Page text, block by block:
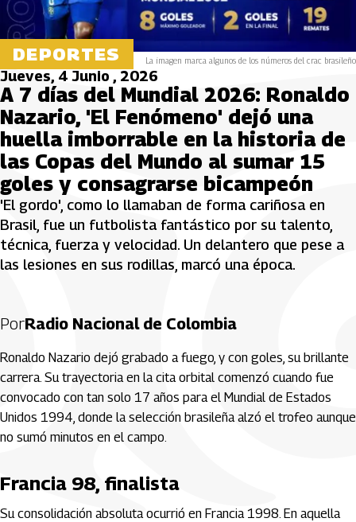
DEPORTES La imagen marca algunos de los números del crac brasileño
Jueves, 4 Junio , 2026
A 7 días del Mundial 2026: Ronaldo
Nazario, 'El Fenómeno' dejó una
huella imborrable en la historia de
las Copas del Mundo al sumar 15
goles y consagrarse bicampeón
'El gordo', como lo llamaban de forma cariñosa en
Brasil, fue un futbolista fantástico por su talento,
técnica, fuerza y velocidad. Un delantero que pese a
las lesiones en sus rodillas, marcó una época.
PorRadio Nacional de Colombia
Ronaldo Nazario dejó grabado a fuego, y con goles, su brillante
carrera. Su trayectoria en la cita orbital comenzó cuando fue
convocado con tan solo 17 años para el Mundial de Estados
Unidos 1994, donde la selección brasileña alzó el trofeo aunque
no sumó minutos en el campo.
Francia 98, finalista
Su consolidación absoluta ocurrió en Francia 1998. En aquella